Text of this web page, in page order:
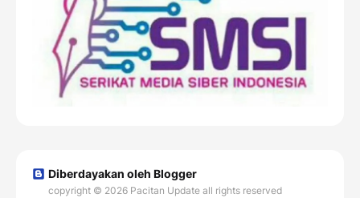
Diberdayakan oleh Blogger
copyright © 2026 Pacitan Update all rights reserved